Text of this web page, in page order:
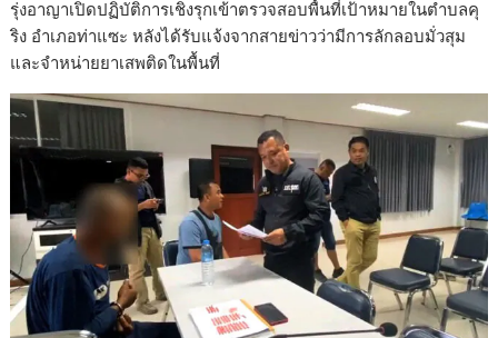
รุ่งอาญาเปิดปฏิบัติการเชิงรุกเข้าตรวจสอบพื้นที่เป้าหมายในตำบลคุ
ริง อำเภอท่าแซะ หลังได้รับแจ้งจากสายข่าวว่ามีการลักลอบมั่วสุม
และจำหน่ายยาเสพติดในพื้นที่